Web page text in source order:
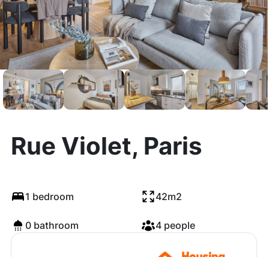
Rue Violet, Paris
1 bedroom 42m2
0 bathroom 4 people